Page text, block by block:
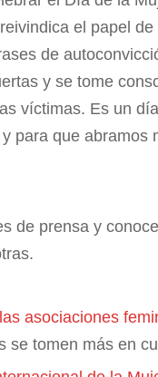
el papel
de
y se tome
víctimas. Es un
para que abramos
de prensa y
asociaciones
se tomen más en